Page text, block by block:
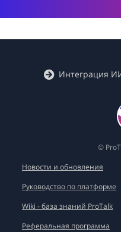
Интеграция
©
Новости и обновления
Руководство по платформе
Wiki - база знаний ProTalk
Реферальная программа